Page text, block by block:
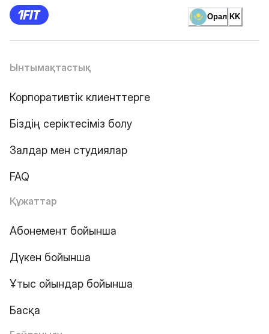
Орал KK
Ынтымақтастық
Корпоративтік клиенттерге
Біздің серіктесіміз болу
Залдар мен студиялар
FAQ
Құжаттар
Абонемент бойынша
Дүкен бойынша
Ұтыс ойындар бойынша
Басқа